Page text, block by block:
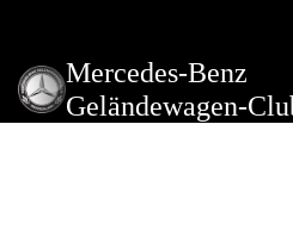
Mercedes-Benz
Geländewagen-